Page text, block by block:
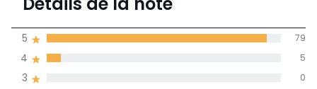
de moyenne
obtenue sur
3 0
4 5
5 79